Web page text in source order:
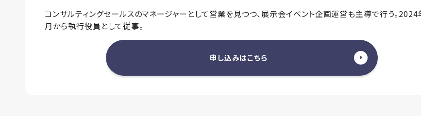
コンサルティングセールスのマネージャーとして営業を見つつ、展示会イベント企画運営も主導で行う。
月から執行役員として従事。
申し込みはこちら